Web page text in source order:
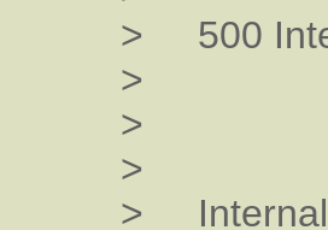
> 500
>
>
>
> Internal